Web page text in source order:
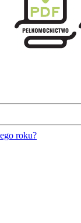
roku?